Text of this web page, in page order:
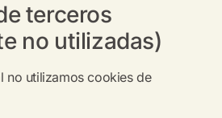
terceros
no utilizadas)
no utilizamos cookies de